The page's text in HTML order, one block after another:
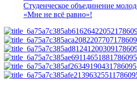
Студенческое объединение
«Мне не всё равно»!